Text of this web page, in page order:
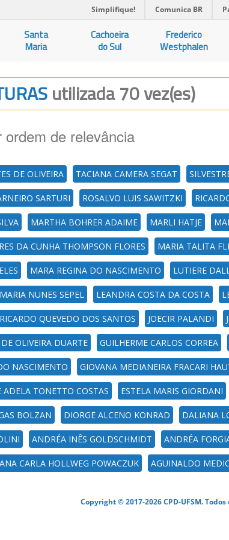
Simplifique! Comunica BR
Santa
Maria
Cachoeira
do Sul
Frederico
Westphalen
utilizada 70 vez(es)
de relevância
DE OLIVEIRA TACIANA CAMERA SEGAT
SARTURI ROSALVO LUIS SAWITZKI
MARTHA BOHRER ADAIME MARLI HATJE
DA CUNHA THOMPSON FLORES MARIA TALITA
MARA REGINA DO NASCIMENTO LUTIERE
NUNES SEPEL LEANDRA COSTA DA COSTA
QUEVEDO DOS SANTOS JOECIR PALANDI
OLIVEIRA DUARTE GUILHERME CARLOS CORREA
NASCIMENTO GIOVANA MEDIANEIRA FRACARI
ADELA TONETTO COSTAS ESTELA MARIS GIORDANI
BOLZAN DIORGE ALCENO KONRAD DALIANA
ANDRÉA INÊS GOLDSCHMIDT ANDRÉA
ANA CARLA HOLLWEG POWACZUK AGUINALDO
Copyright © 2017-2026 CPD-UFSM.